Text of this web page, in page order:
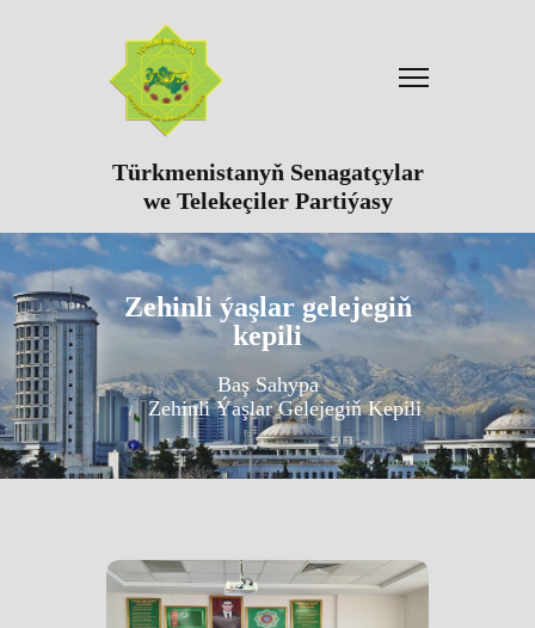
Türkmenistanyň Senagatçylar
we Telekeçiler Partiýasy
Zehinli ýaşlar gelejegiň
kepili
Baş Sahypa
Zehinli Ýaşlar Gelejegiň Kepili